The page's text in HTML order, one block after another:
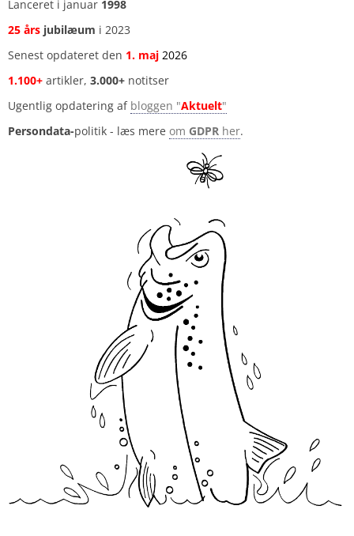
Lanceret i januar 1998
25 års jubilæum i 2023
Senest opdateret den 1. maj 2026
1.100+ artikler, 3.000+ notitser
Ugentlig opdatering af bloggen "Aktuelt"
Persondata-politik - læs mere om GDPR her.